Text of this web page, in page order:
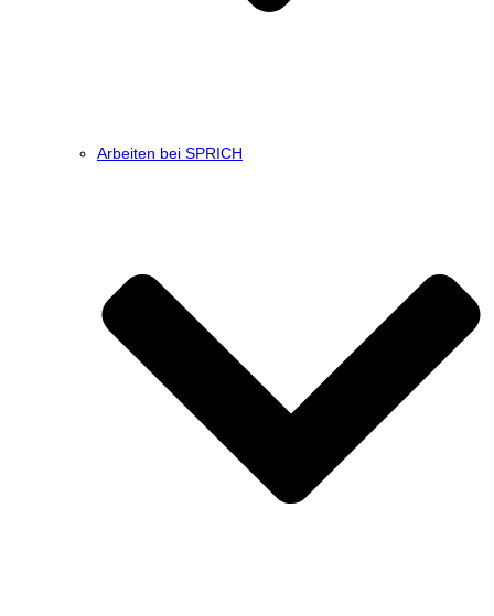
Arbeiten bei SPRICH